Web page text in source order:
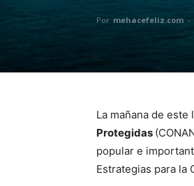
Por mehacefeliz.com -
La mañana de
Protegidas
popular e
Estrategias para la